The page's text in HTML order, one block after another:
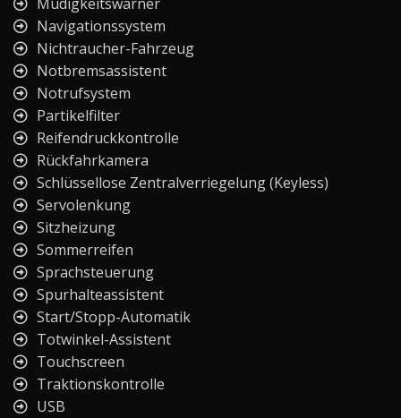
Navigationssystem
Nichtraucher-Fahrzeug
Notbremsassistent
Notrufsystem
Partikelfilter
Reifendruckkontrolle
Rückfahrkamera
Schlüssellose Zentralverriegelung (Keyless)
Servolenkung
Sitzheizung
Sommerreifen
Sprachsteuerung
Spurhalteassistent
Start/Stopp-Automatik
Totwinkel-Assistent
Touchscreen
Traktionskontrolle
USB